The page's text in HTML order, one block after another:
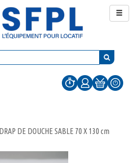
DRAP DE DOUCHE SABLE 70 X 130 cm